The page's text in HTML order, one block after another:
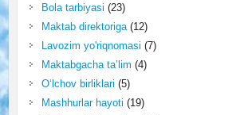
Bola tarbiyasi (23)
Maktab direktoriga(12)
Lavozim yo'riqnomasi (7)
Maktabgacha ta’lim (4)
O‘lchov birliklari (5)
Mashhurlar hayoti (19)